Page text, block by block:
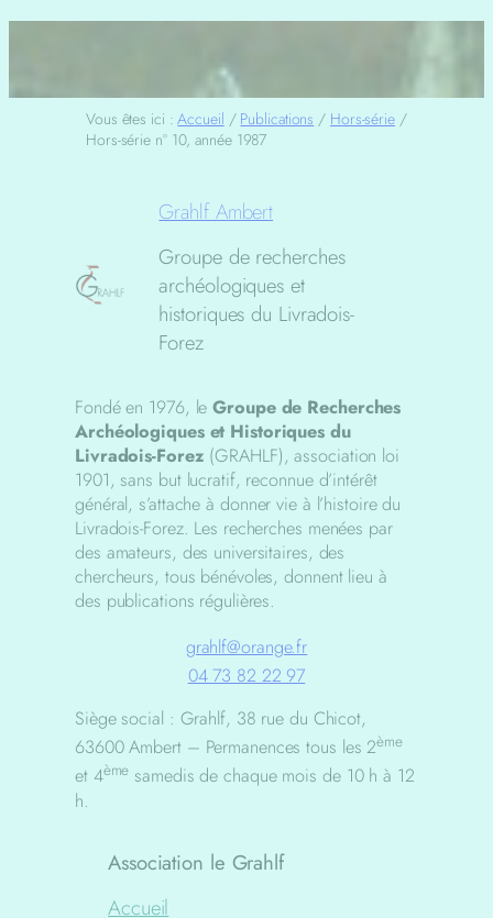
Vous êtes ici :Accueil / Publications / Hors-série/
Hors-série n° 10, année 1987
Grahlf Ambert
Groupe de recherches
archéologiques et
historiques du Livradois-
Forez
Fondé en 1976, leGroupe de Recherches
Archéologiques et Historiques du
Livradois-Forez (GRAHLF), association loi
1901, sans but lucratif, reconnue d’intérêt
général, s’attache à donner vie à l’histoire du
Livradois-Forez. Les recherches menées par
des amateurs, des universitaires, des
chercheurs, tous bénévoles, donnent lieu à
des publications régulières.
grahlf@orange.fr
04 73 82 22 97
Siège social : Grahlf, 38 rue du Chicot,
63600 Ambert – Permanences tous les 2ème
et 4ème samedis de chaque mois de 10 h à 12
h.
Association le Grahlf
Accueil